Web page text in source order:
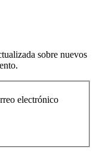
sobre nuevos
electrónico